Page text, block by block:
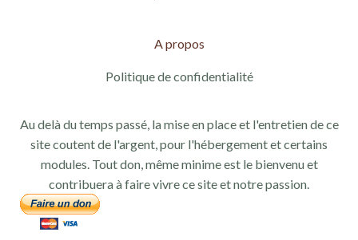
A propos
Politique de confidentialité
Au delà du temps passé, la mise en place et l'entretien de ce
site coutent de l'argent, pour l'hébergement et certains
modules. Tout don, même minime est le bienvenu et
contribuera à faire vivre ce site et notre passion.